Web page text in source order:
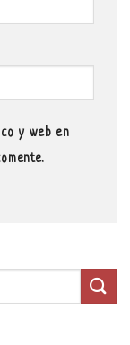
y web en